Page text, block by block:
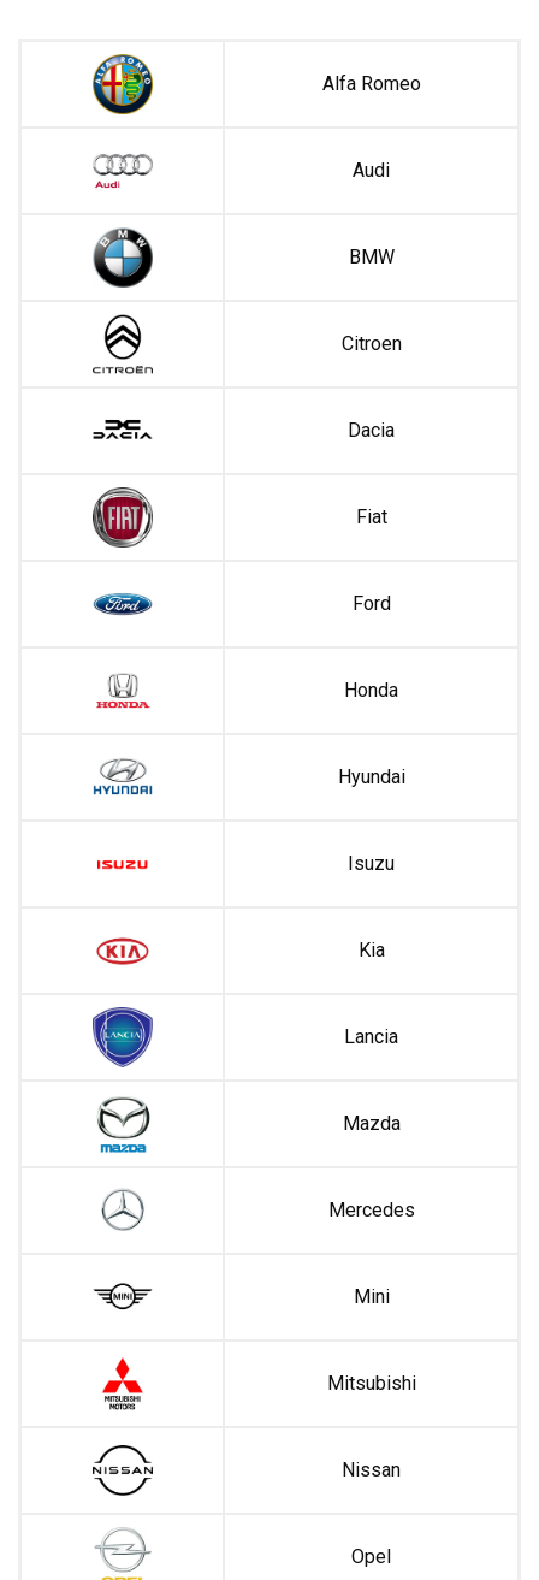
Alfa Romeo
Audi
BMW
Citroen
Dacia
Fiat
Ford
Honda
Hyundai
Isuzu
Kia
Lancia
Mazda
Mercedes
Mini
Mitsubishi
Nissan
Opel